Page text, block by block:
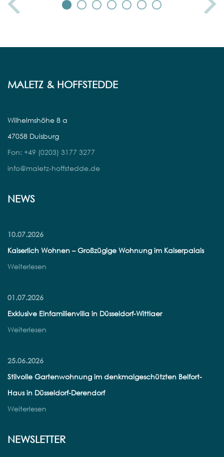
MALETZ & HOFFSTEDDE
Wilhelmshöhe 8 a
47058 Duisburg
Fon: +49 (0203) 3177 3277
info@maletz-hoffstedde.de
NEWS
10.07.2026
Kaiserlich Wohnen – Großzügige Wohnung im Kaiserpalais
Weiterlesen
01.07.2026
Exklusive Einfamilienvilla in Düsseldorf-Wittlaer
Weiterlesen
25.06.2026
Stilvolle Gartenwohnung im denkmalgeschützten Belfort-
Haus in Düsseldorf-Derendorf
Weiterlesen
NEWSLETTER